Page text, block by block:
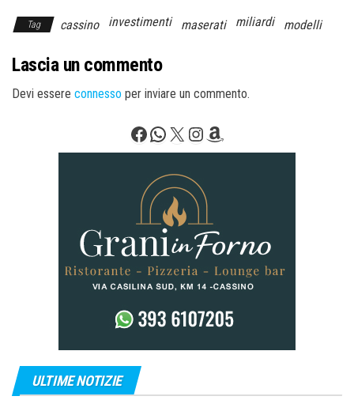
Tag cassino investimenti maserati miliardi modelli
Lascia un commento
Devi essere connesso per inviare un commento.
Facebook
WhatsApp
X Instagram
Amazon
ULTIME NOTIZIE